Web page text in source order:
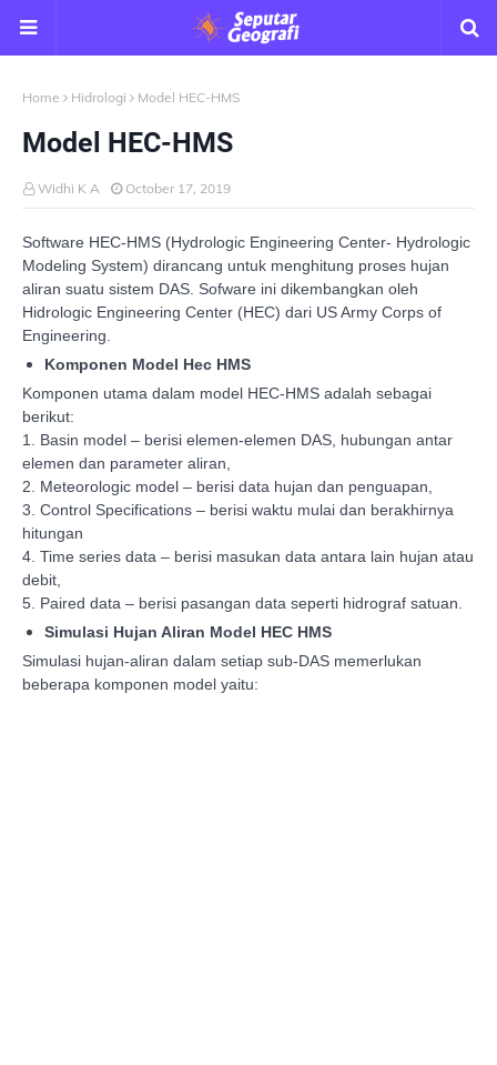
Home Hidrologi Model HEC-HMS
Model HEC-HMS
Widhi K A October 17, 2019
Software HEC-HMS (Hydrologic Engineering Center- Hydrologic
Modeling System) dirancang untuk menghitung proses hujan
aliran suatu sistem DAS. Sofware ini dikembangkan oleh
Hidrologic Engineering Center (HEC) dari US Army Corps of
Engineering.
Komponen Model Hec HMS
Komponen utama dalam model HEC-HMS adalah sebagai
berikut:
1.
Basin model – berisi elemen-elemen DAS, hubungan antar
elemen dan parameter aliran,
2.
Meteorologic model – berisi data hujan dan penguapan,
3. Control Specifications – berisi waktu mulai dan berakhirnya
hitungan
4. Time series data – berisi masukan data antara lain hujan atau
debit,
5. Paired data – berisi pasangan data seperti hidrograf satuan.
Simulasi Hujan Aliran Model HEC HMS
Simulasi hujan-aliran dalam setiap sub-DAS memerlukan
beberapa komponen model yaitu: